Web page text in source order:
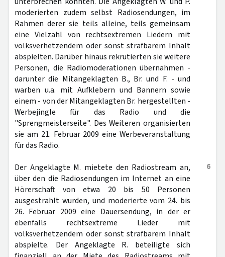
moderierten zudem selbst Radiosendungen, im
Rahmen derer sie teils alleine, teils gemeinsam
eine Vielzahl von rechtsextremen Liedern mit
volksverhetzendem oder sonst strafbarem Inhalt
abspielten. Darüber hinaus rekrutierten sie weitere
Personen, die Radiomoderationen übernahmen -
darunter die Mitangeklagten B., Br. und F. - und
warben u.a. mit Aufklebern und Bannern sowie
einem - von der Mitangeklagten Br. hergestellten -
Werbejingle für das Radio und die
"Sprengmeisterseite". Des Weiteren organisierten
sie am 21. Februar 2009 eine Werbeveranstaltung
für das Radio.
6
Der Angeklagte M. mietete den Radiostream an,
über den die Radiosendungen im Internet an eine
Hörerschaft von etwa 20 bis 50 Personen
ausgestrahlt wurden, und moderierte vom 24. bis
26. Februar 2009 eine Dauersendung, in der er
ebenfalls rechtsextreme Lieder mit
volksverhetzendem oder sonst strafbarem Inhalt
abspielte. Der Angeklagte R. beteiligte sich